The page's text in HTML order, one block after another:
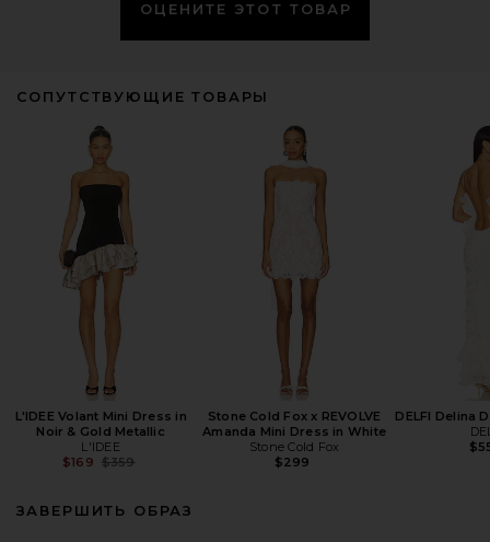
ОЦЕНИТЕ ЭТОТ ТОВАР
СОПУТСТВУЮЩИЕ ТОВАРЫ
L'IDEE Volant Mini Dress in
Noir & Gold Metallic
L'IDEE
$169 Previous price:
$359
Stone Cold Fox x REVOLVE
Amanda Mini Dress in White
Stone Cold Fox
$299
DELFI Delina
ЗАВЕРШИТЬ ОБРАЗ